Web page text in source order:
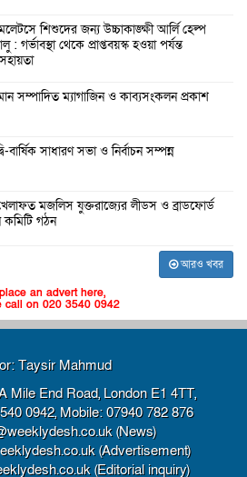
শিশুদের জন্য উচ্চাকাঙ্ক্ষী আর্লি হেল্প
: গর্ভাবস্থা থেকে প্রাপ্তবয়স্ক হওয়া পর্যন্ত
সম্পাদিত ম্যাগাজিন ও কাব্যসংকলন প্রকাশ
বার্ষিক সাধারণ সভা ও নির্বাচন সম্পন্ন
মজলিস যুক্তরাজ্যের লীডস ও ব্রাডফোর্ড
কমিটি গঠন
আরও খবর
an advert here,
call on 020 3540 0942
Taysir Mahmud
Mile End Road, London E1 4TT,
0942, Mobile: 07940 782 876
(News)
(Advertisement)
(Editorial inquiry)